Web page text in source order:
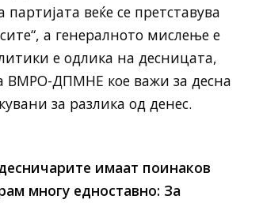
веќе се претставува
а генералното мислење е
е одлика на десницата,
ВМРО-ДПМНЕ кое важи за десна
за разлика од денес.
имаат поинаков
многу едноставно: За